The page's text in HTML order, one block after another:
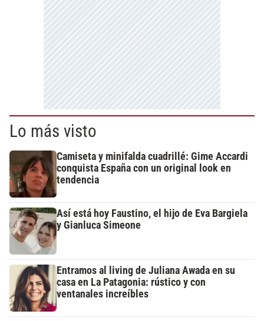
Lo más visto
Camiseta y minifalda cuadrillé: Gime Accardi
conquista España con un original look en
tendencia
Así está hoy Faustino, el hijo de Eva Bargiela
y Gianluca Simeone
Entramos al living de Juliana Awada en su
casa en La Patagonia: rústico y con
ventanales increíbles